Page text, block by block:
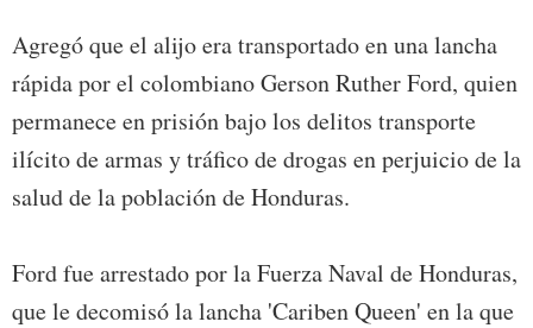
Agregó que el alijo era transportado en una lancha
rápida por el colombiano Gerson Ruther Ford, quien
permanece en prisión bajo los delitos transporte
ilícito de armas y tráfico de drogas en perjuicio de la
salud de la población de Honduras.
Ford fue arrestado por la Fuerza Naval de Honduras,
que le decomisó la lancha 'Cariben Queen' en la que